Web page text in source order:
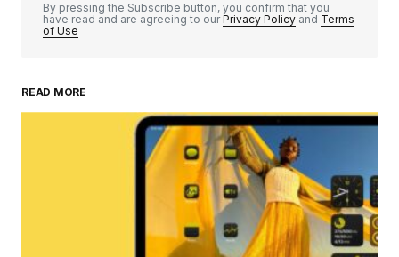
Your Name
Enregistrer mon nom, mon e-mail et mon
site dans le navigateur pour mon prochain
commentaire.
By pressing the Subscribe button, you confirm that you
have read and are agreeing to ourPrivacy Policy and Terms
of Use
READ MORE